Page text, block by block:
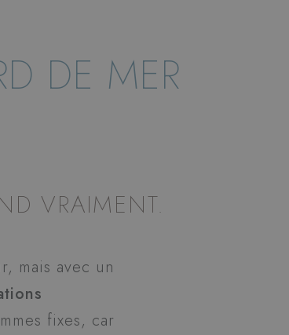
DE MER
VRAIMENT.
mais avec un
fixes, car